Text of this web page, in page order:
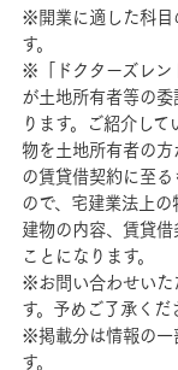
※開業に適した科目
す。
※「ドクターズレン
が土地所有者等の
ります。ご紹介し
物を土地所有者の
の賃貸借契約に至
ので、宅建業法上の
建物の内容、賃貸
ことになります。
※お問い合わせいた
す。予めご了承くだ
※掲載分は情報の一
す。